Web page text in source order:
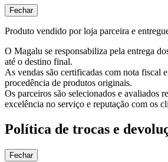
Fechar
Produto vendido por loja parceira e
O Magalu se responsabiliza pela entrega
até o destino final.
As vendas são certificadas com nota fiscal
procedência de produtos originais.
Os parceiros são selecionados e avaliados
excelência no serviço e reputação com os
Política de trocas e
Fechar